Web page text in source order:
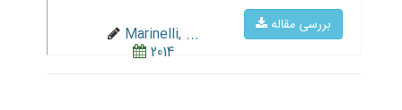
بررسی مقاله
Marinelli, ...
2014